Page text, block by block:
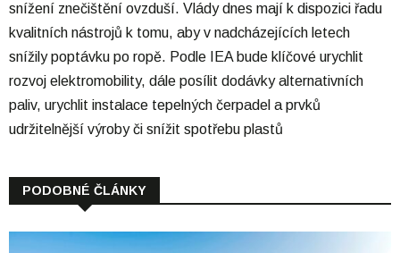
snížení znečištění ovzduší. Vlády dnes mají k dispozici řadu
kvalitních nástrojů k tomu, aby v nadcházejících letech
snížily poptávku po ropě. Podle IEA bude klíčové urychlit
rozvoj elektromobility, dále posílit dodávky alternativních
paliv, urychlit instalace tepelných čerpadel a prvků
udržitelnější výroby či snížit spotřebu plastů
PODOBNÉ ČLÁNKY